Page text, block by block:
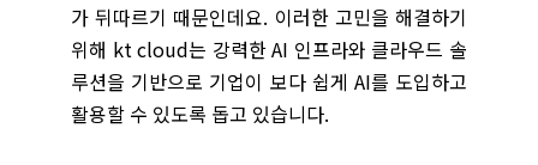
가 뒤따르기 때문인데요. 이러한 고민을 해결하기
위해 kt cloud는 강력한 AI 인프라와 클라우드 솔
루션을 기반으로 기업이 보다 쉽게 AI를 도입하고
활용할 수 있도록 돕고 있습니다.